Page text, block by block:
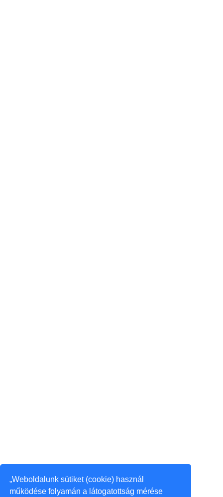
„Weboldalunk sütiket (cookie) használ
működése folyamán a látogatottság mérése